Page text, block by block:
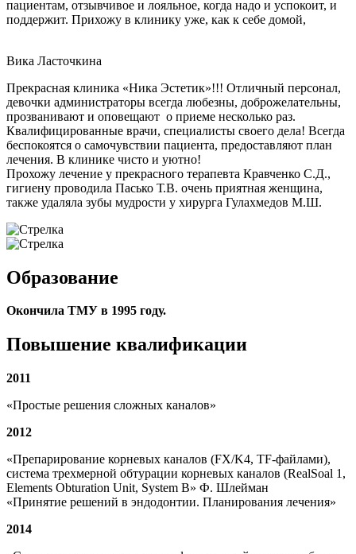
пациентам, отзывчивое и лояльное, когда надо и успокоит, и
поддержит. Прихожу в клинику уже, как к себе домой,
Вика Ласточкина
Прекрасная клиника «Ника Эстетик»!!! Отличный персонал,
девочки администраторы всегда любезны, доброжелательны,
прозванивают и оповещают о приеме несколько раз.
Квалифицированные врачи, специалисты своего дела! Всегда
беспокоятся о самочувствии пациента, предоставляют план
лечения. В клинике чисто и уютно!
Прохожу лечение у прекрасного терапевта Кравченко С.Д.,
гигиену проводила Пасько Т.В. очень приятная женщина,
также удаляла зубы мудрости у хирурга Гулахмедов М.Ш.
Образование
Окончила ТМУ в 1995 году.
Повышение квалификации
2011
«Простые решения сложных каналов»
2012
«Препарирование корневых каналов (FX/K4, TF-файлами),
система трехмерной обтурации корневых каналов (RealSoal 1,
Elements Obturation Unit, System B» Ф. Шлейман
«Принятие решений в эндодонтии. Планирования лечения»
2014